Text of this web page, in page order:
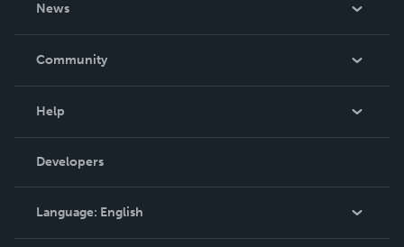
News
In The News
Community
Podcast
Help
Order Lookup
Knowledge Base
Contact Support
Developers
Language: English